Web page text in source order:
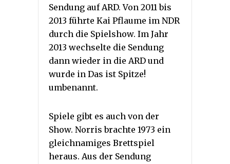
Sendung auf ARD. Von 2011 bis
2013 führte Kai Pflaume im NDR
durch die Spielshow. Im Jahr
2013 wechselte die Sendung
dann wieder in die ARD und
wurde in Das ist Spitze!
umbenannt.
Spiele gibt es auch von der
Show. Norris brachte 1973 ein
gleichnamiges Brettspiel
heraus. Aus der Sendung